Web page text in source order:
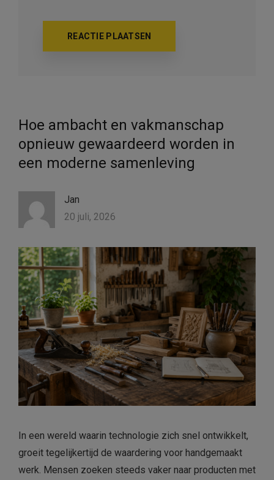
Hoe ambacht en vakmanschap
opnieuw gewaardeerd worden in
een moderne samenleving
Jan
20 juli, 2026
In een wereld waarin technologie zich snel ontwikkelt,
groeit tegelijkertijd de waardering voor handgemaakt
werk. Mensen zoeken steeds vaker naar producten met